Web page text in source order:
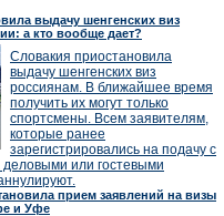
выдачу шенгенских виз
а кто вообще дает?
Словакия приостановила
выдачу шенгенских виз
россиянам. В ближайшее время
получить их могут только
спортсмены. Всем заявителям,
которые ранее
зарегистрировались на подачу с
деловыми или гостевыми
прием заявлений на визы
и Уфе